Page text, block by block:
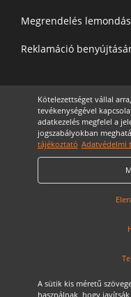
Megrendelés
Reklamáció
Felíratkozás a
Kötelezettséget vállal
tevékenységével
adatkezelés megfelel a
jogszabályokban
tájékoztató Adatvédelmi
A sütik kis méretű
használnak, hogy